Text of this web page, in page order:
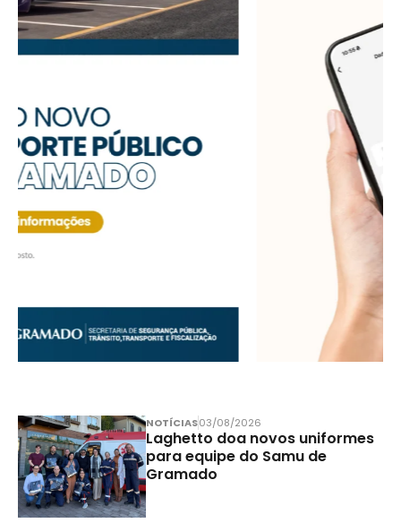
NOTÍCIAS03/08/2026
Laghetto doa novos uniformes
para equipe do Samu de
Gramado